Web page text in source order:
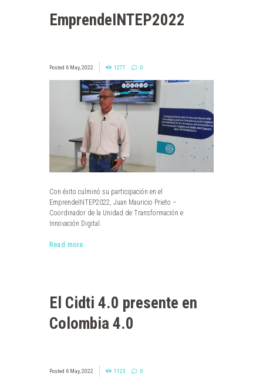
EmprendeINTEP2022
6 May, 2022 1277 0
Con éxito culminó su participación en el
EmprendeINTEP2022, Juan Mauricio Prieto –
Coordinador de la Unidad de Transformación e
Innovación Digital.
Read more
El Cidti 4.0 presente en
Colombia 4.0
6 May, 2022 1123 0